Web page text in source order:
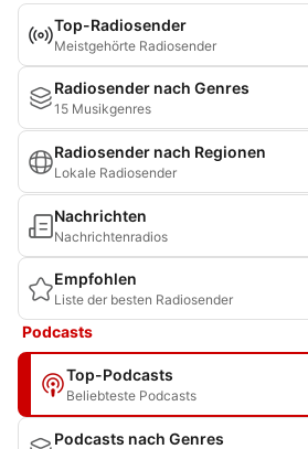
Top-Radiosender
Meistgehörte Radiosender
Radiosender nach Genres
15 Musikgenres
Radiosender nach Regionen
Lokale Radiosender
Nachrichten
Nachrichtenradios
Empfohlen
Liste der besten Radiosender
Podcasts
Top-Podcasts
Beliebteste Podcasts
Podcasts nach Genres